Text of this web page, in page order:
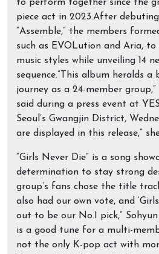
to perform together since the
piece act in 2023.After
“Assemble,” the members
such as EVOLution and Aria, to
music styles while unveiling 14
sequence.”This album heralds
journey as a 24-member
said during a press event at
Seoul’s Gwangjin District,
are displayed in this release,”
“Girls Never Die” is a song
determination to stay strong
group’s fans chose the title
also had our own vote, and
out to be our No.1 pick,”
is a good tune for a multi-
not the only K-pop act with